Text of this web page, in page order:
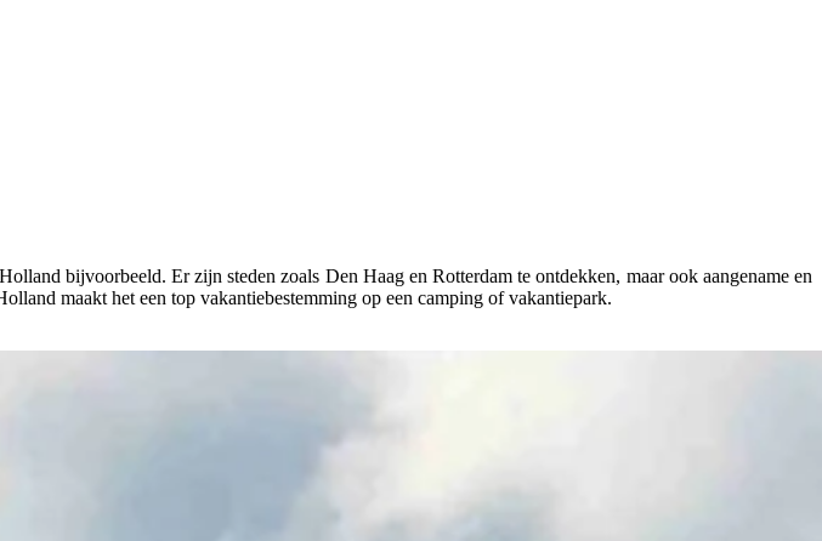
bijvoorbeeld. Er zijn steden zoals Den Haag en Rotterdam te ontdekken, maar ook aangename en
maakt het een top vakantiebestemming op een camping of vakantiepark.